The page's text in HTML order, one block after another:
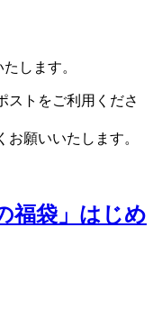
します。
ストをご利用くださ
願いいたします。
福袋」はじめ